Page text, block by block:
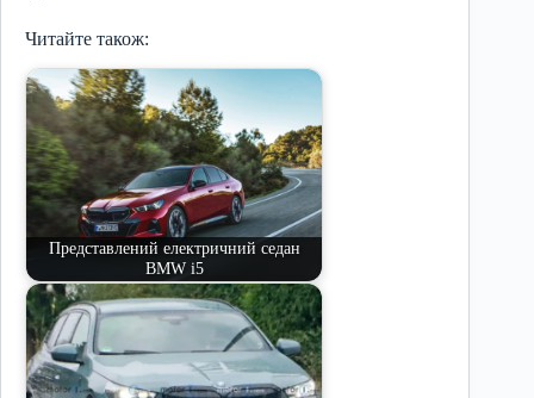
Читайте також:
Представлений електричний седан
BMW i5